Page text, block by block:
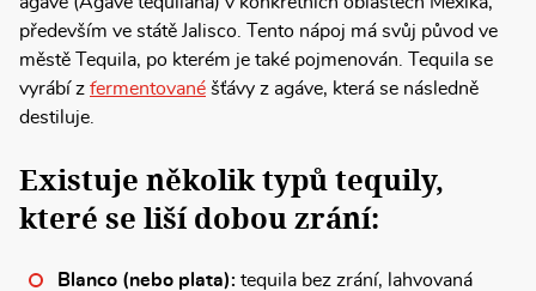
především ve státě Jalisco. Tento nápoj má svůj původ ve
městě Tequila, po kterém je také pojmenován. Tequila se
vyrábí z fermentované šťávy z agáve, která se následně
destiluje.
Existuje několik typů tequily,
které se liší dobou zrání:
Blanco (nebo plata): tequila bez zrání, lahvovaná